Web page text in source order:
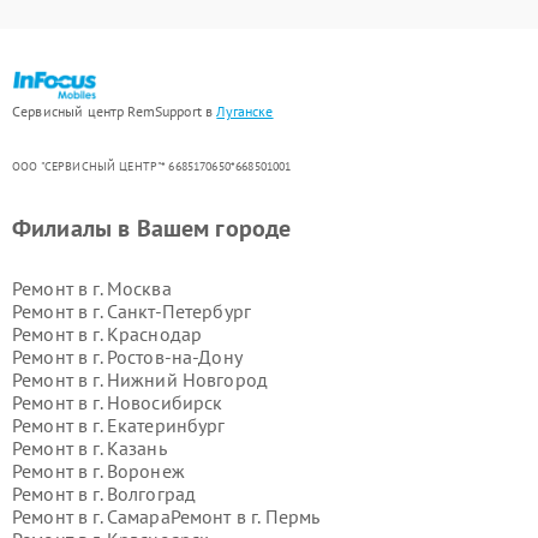
Сервисный центр RemSupport вЛуганске
ООО "СЕРВИСНЫЙ ЦЕНТР"* 6685170650*668501001
Филиалы в Вашем городе
Ремонт в г. Москва
Ремонт в г. Санкт-Петербург
Ремонт в г. Краснодар
Ремонт в г. Ростов-на-Дону
Ремонт в г. Нижний Новгород
Ремонт в г. Новосибирск
Ремонт в г. Екатеринбург
Ремонт в г. Казань
Ремонт в г. Воронеж
Ремонт в г. Волгоград
Ремонт в г. СамараРемонт в г. Пермь